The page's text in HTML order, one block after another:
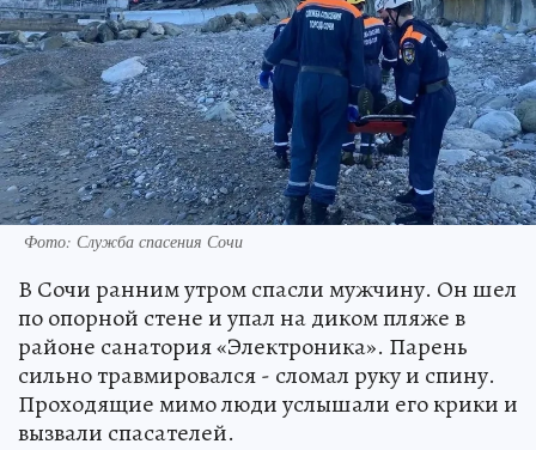
Фото: Служба спасения Сочи
В Сочи ранним утром спасли мужчину. Он шел
по опорной стене и упал на диком пляже в
районе санатория «Электроника». Парень
сильно травмировался - сломал руку и спину.
Проходящие мимо люди услышали его крики и
вызвали спасателей.